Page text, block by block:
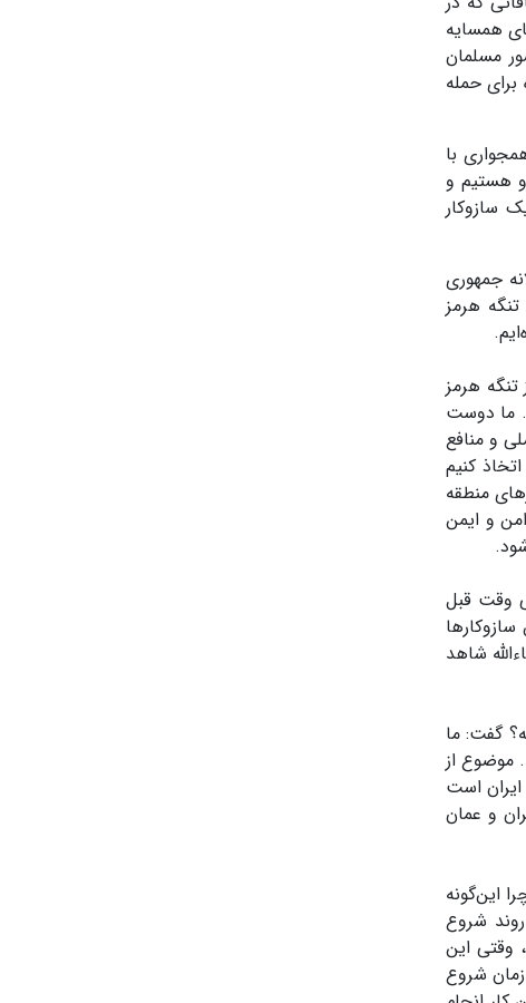
همسایه
مسلمان
برای حمله
با
هستیم و
سازوکار
جمهوری
هرمز
هرمز
ما دوست
و منافع
کنیم
منطقه
و ایمن
وقت قبل
شاهد
گفت: ما
موضوع از
است
و عمان
این‌گونه
شروع
از نهایی شدن متن، در روز ۲۵ خرداد، یعنی بامداد ۲۵ خرداد، وقتی این
زمان شروع